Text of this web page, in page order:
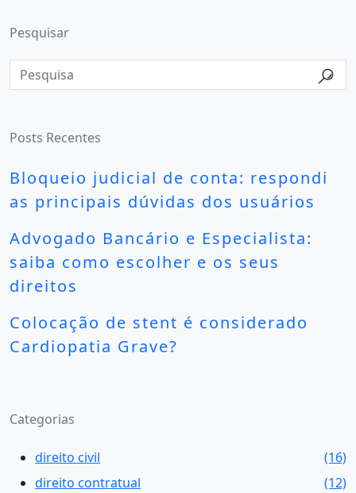
Pesquisar
Posts Recentes
Bloqueio judicial de conta: respondi
as principais dúvidas dos usuários
Advogado Bancário e Especialista:
saiba como escolher e os seus
direitos
Colocação de stent é considerado
Cardiopatia Grave?
Categorias
direito civil
(16)
direito contratual
(12)